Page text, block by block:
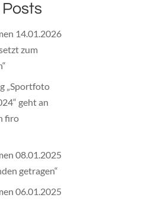
14.01.2026
zum
„Sportfoto
geht an
firo
08.01.2025
getragen“
06.01.2025